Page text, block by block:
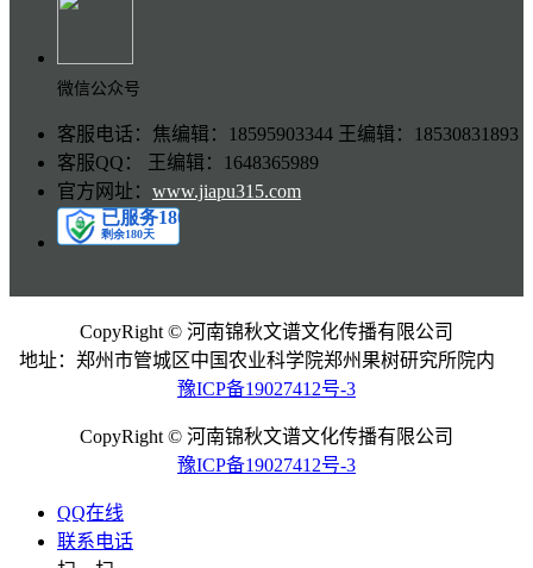
微信公众号
客服电话：焦编辑：18595903344 王编辑：18530831893
客服QQ： 王编辑：1648365989
官方网址： www.jiapu315.com
CopyRight © 河南锦秋文谱文化传播有限公司
地址：郑州市管城区中国农业科学院郑州果树研究所院内
豫ICP备19027412号-3
CopyRight © 河南锦秋文谱文化传播有限公司
豫ICP备19027412号-3
QQ在线
联系电话